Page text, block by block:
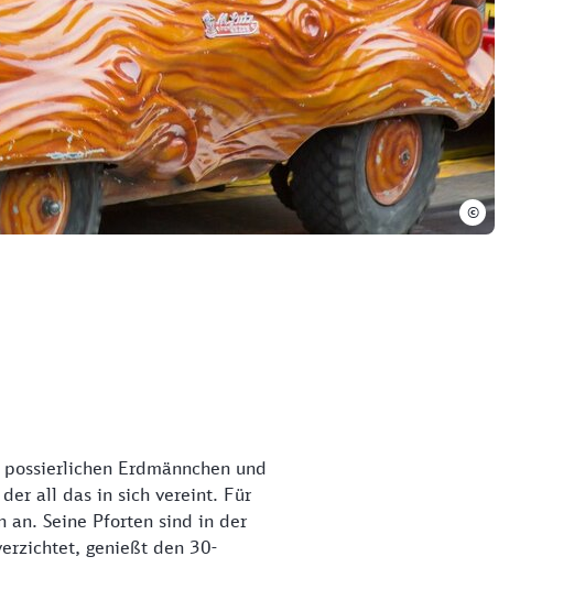
©
Erdmännchen und
all das in sich vereint. Für
an. Seine Pforten sind in der
genießt den 30-